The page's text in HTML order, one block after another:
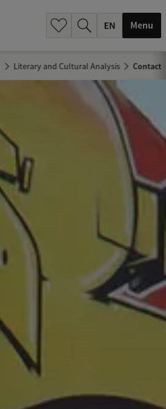
Menu
Literary and Cultural Analysis Contact